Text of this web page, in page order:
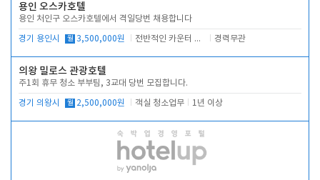
용인 오스카호텔
용인 처인구 오스카호텔에서 격일당번 채용합니다
경기 용인시 월 3,500,000원 전반적인 카운터 업무 경력무관
의왕 밀로스 관광호텔
주1회 휴무 청소 부부팀, 3교대 당번 모집합니다.
경기 의왕시 월 2,500,000원 객실 청소업무 1년 이상